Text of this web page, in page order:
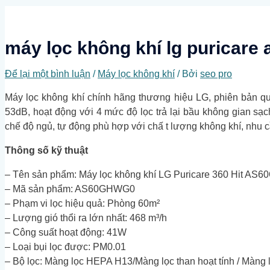
máy lọc không khí lg puricare
Để lại một bình luận / Máy lọc không khí / Bởi seo pro
Máy lọc không khí chính hãng thương hiệu LG, phiên bản
53dB, hoạt động với 4 mức độ lọc trả lại bầu không gian
chế độ ngủ, tự động phù hợp với chấ t lượng không khí, nhu
Thông số kỹ thuật
– Tên sản phẩm: Máy lọc không khí LG Puricare 360 Hit
– Mã sản phẩm: AS60GHWG0
– Phạm vi lọc hiệu quả: Phòng 60m²
– Lượng gió thổi ra lớn nhất: 468 m³/h
– Công suất hoạt động: 41W
– Loại bụi lọc được: PM0.01
– Bộ lọc: Màng lọc HEPA H13/Màng lọc than hoạt tính / Màng